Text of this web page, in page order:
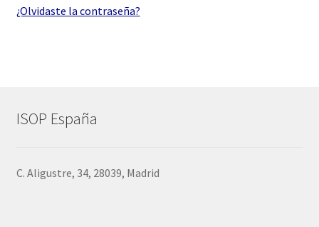
¿Olvidaste la contraseña?
ISOP España
C. Aligustre, 34, 28039, Madrid